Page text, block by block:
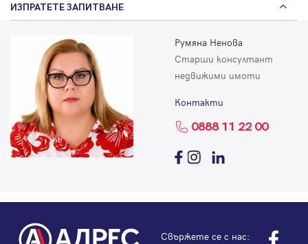
ИЗПРАТЕТЕ ЗАПИТВАНЕ
Румяна Ненова
Старши консултант
недвижими имоти
Контакти
0888 11 22 00
Свържете се с нас: